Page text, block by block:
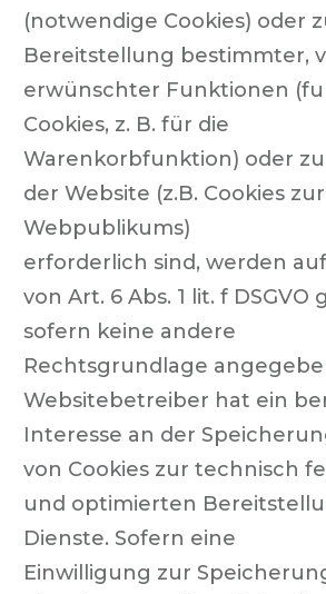
(notwendige Cookies) oder
Bereitstellung bestimmter,
erwünschter Funktionen
Cookies, z. B. für die
Warenkorbfunktion) oder
der Website (z.B. Cookies
Webpublikums)
erforderlich sind, werden
von Art. 6 Abs. 1 lit. f DSGVO
sofern keine andere
Rechtsgrundlage
Websitebetreiber hat ein
Interesse an der
von Cookies zur technisch
und optimierten
Dienste. Sofern eine
Einwilligung zur